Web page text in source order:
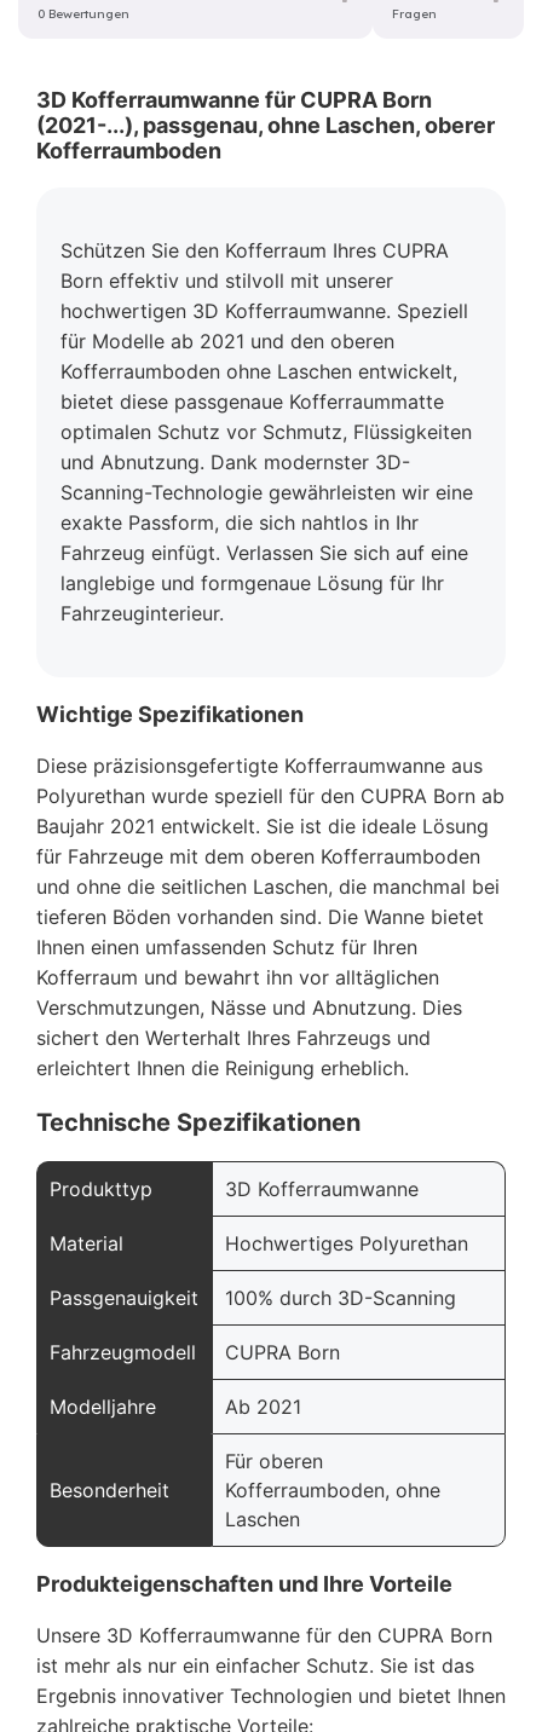
0 Bewertungen Fragen
3D Kofferraumwanne für CUPRA Born
(2021-...), passgenau, ohne Laschen, oberer
Kofferraumboden
Schützen Sie den Kofferraum Ihres CUPRA
Born effektiv und stilvoll mit unserer
hochwertigen 3D Kofferraumwanne. Speziell
für Modelle ab 2021 und den oberen
Kofferraumboden ohne Laschen entwickelt,
bietet diese passgenaue Kofferraummatte
optimalen Schutz vor Schmutz, Flüssigkeiten
und Abnutzung. Dank modernster 3D-
Scanning-Technologie gewährleisten wir eine
exakte Passform, die sich nahtlos in Ihr
Fahrzeug einfügt. Verlassen Sie sich auf eine
langlebige und formgenaue Lösung für Ihr
Fahrzeuginterieur.
Wichtige Spezifikationen
Diese präzisionsgefertigte Kofferraumwanne aus
Polyurethan wurde speziell für den CUPRA Born ab
Baujahr 2021 entwickelt. Sie ist die ideale Lösung
für Fahrzeuge mit dem oberen Kofferraumboden
und ohne die seitlichen Laschen, die manchmal bei
tieferen Böden vorhanden sind. Die Wanne bietet
Ihnen einen umfassenden Schutz für Ihren
Kofferraum und bewahrt ihn vor alltäglichen
Verschmutzungen, Nässe und Abnutzung. Dies
sichert den Werterhalt Ihres Fahrzeugs und
erleichtert Ihnen die Reinigung erheblich.
Technische Spezifikationen
Produkttyp 3D Kofferraumwanne
Material Hochwertiges Polyurethan
Passgenauigkeit 100% durch 3D-Scanning
Fahrzeugmodell CUPRA Born
Modelljahre Ab 2021
Besonderheit
Für oberen
Kofferraumboden, ohne
Laschen
Produkteigenschaften und Ihre Vorteile
Unsere 3D Kofferraumwanne für den CUPRA Born
ist mehr als nur ein einfacher Schutz. Sie ist das
Ergebnis innovativer Technologien und bietet Ihnen
zahlreiche praktische Vorteile: